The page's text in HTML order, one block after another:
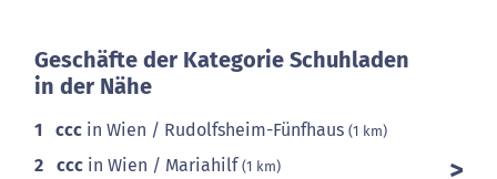
Geschäfte der Kategorie Schuhladen
in der Nähe
1 ccc in Wien / Rudolfsheim-Fünfhaus (1 km)
2 ccc in Wien / Mariahilf(1 km)